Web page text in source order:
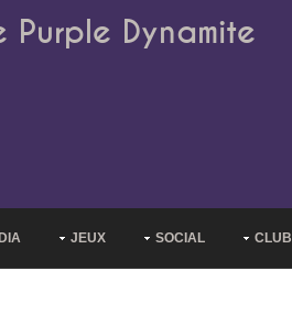
Dynamite
JEUX SOCIAL CLUB